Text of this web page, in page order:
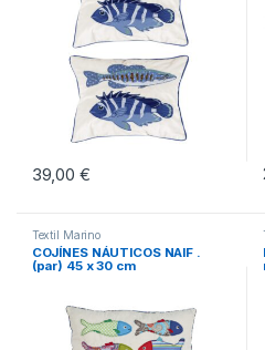
39,00 €
Textil Marino
COJÍNES NÁUTICOS NAIF .
(par) 45 x 30 cm